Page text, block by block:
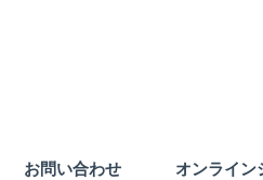
お問い合わせ オンライン